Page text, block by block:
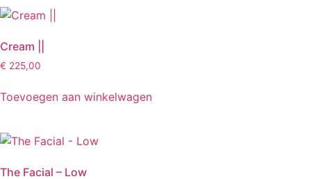
Cream ||
€ 225,00
Toevoegen aan winkelwagen
The Facial – Low